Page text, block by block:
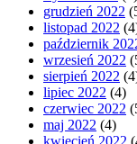
grudzień 2022
listopad 2022
październik
wrzesień 2022
sierpień 2022
lipiec 2022 (4)
czerwiec 2022
maj 2022 (4)
kwiecień 2022